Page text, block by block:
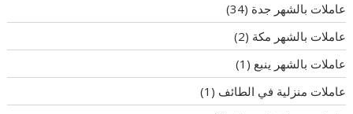
عاملات بالشهر جدة (34)
عاملات بالشهر مكة (2)
عاملات بالشهر ينبع (1)
عاملات منزلية في الطائف (1)